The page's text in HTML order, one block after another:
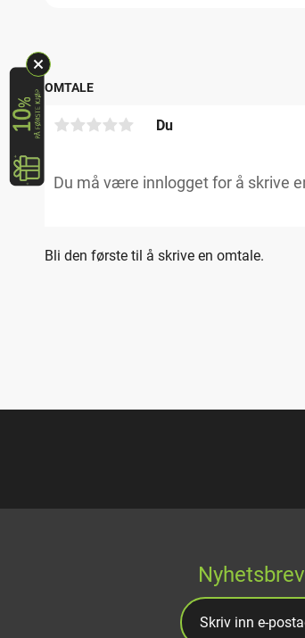
OMTALE
Du
Bli den første til å skrive en omtale.
Nyhetsbrev